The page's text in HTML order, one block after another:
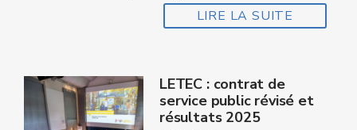
LIRE LA SUITE
LETEC : contrat de
service public révisé et
résultats 2025